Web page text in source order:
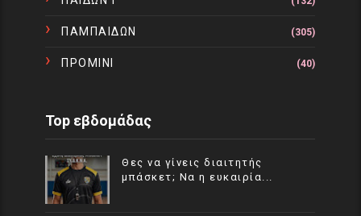
ΠΑΜΠΑΙΔΩΝ (305)
ΠΡΟΜΙΝΙ (40)
Top εβδομάδας
Θες να γίνεις διαιτητής
μπάσκετ; Να η ευκαιρία...